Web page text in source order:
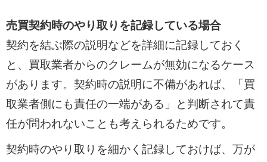
売買契約時のやり取りを記録している場合
契約を結ぶ際の説明などを詳細に記録しておく
と、買取業者からのクレームが無効になるケース
があります。契約時の説明に不備があれば、「買
取業者側にも責任の一端がある」と判断されて責
任が問われないことも考えられるためです。
契約時のやり取りを細かく記録しておけば、万が